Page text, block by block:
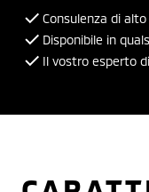
Consulenza di
Disponibile in
Il vostro esperto